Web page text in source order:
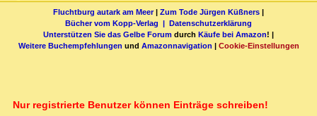
Fluchtburg autark am Meer| Zum Tode Jürgen Küßners |
Bücher vom Kopp-Verlag | Datenschutzerklärung
Unterstützen Sie das Gelbe Forum durch Käufe bei Amazon! |
Weitere Buchempfehlungen und Amazonnavigation | Cookie-Einstellungen
Nur registrierte Benutzer können Einträge schreiben!